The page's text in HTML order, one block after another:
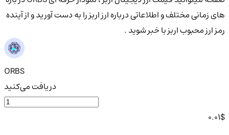
های زمانی مختلف و اطلاعاتی درباره ارز اربز را به دست آورید و از آینده
رمز ارز محبوب اربز با خبر شوید .
ORBS
دریافت می‌کنید
0.01$